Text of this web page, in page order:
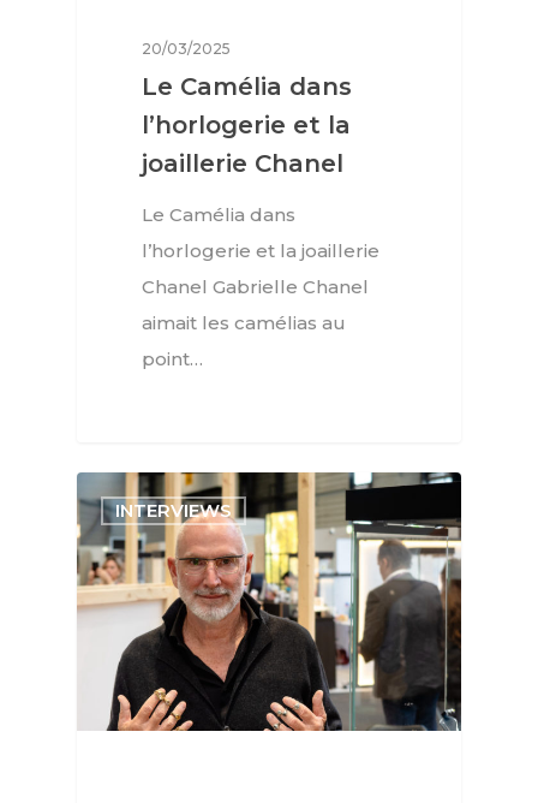
20/03/2025
Le Camélia dans
l’horlogerie et la
joaillerie Chanel
Le Camélia dans
l’horlogerie et la joaillerie
Chanel Gabrielle Chanel
aimait les camélias au
point…
INTERVIEWS